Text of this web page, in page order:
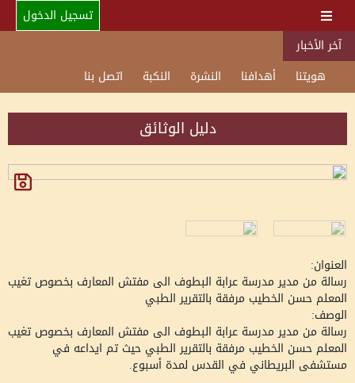
تسجيل الدخول
آخر الأخبار
هويتنا
أهدافنا النشرة النكبة اتصل بنا
دليل الوثائق
العنوان:
رسالة من مدير مدرسة عرابة البطوف الى مفتش المعارف بخصوص تغيب
المعلم حسن الخطيب مرفقة بالتقرير الطبي
الوصف:
رسالة من مدير مدرسة عرابة البطوف الى مفتش المعارف بخصوص تغيب
المعلم حسن الخطيب مرفقة بالتقرير الطبي حيث تم ايداعه في
مستشفى البريطاني في القدس لمدة أسبوع.